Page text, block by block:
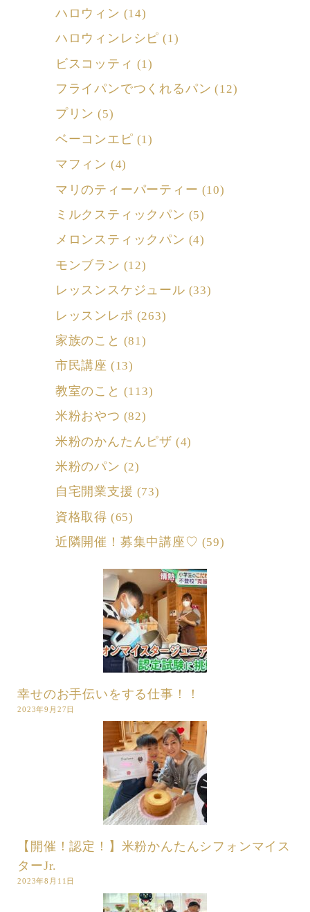
ハロウィン (14)
ハロウィンレシピ (1)
ビスコッティ (1)
フライパンでつくれるパン (12)
プリン (5)
ベーコンエピ (1)
マフィン (4)
マリのティーパーティー (10)
ミルクスティックパン (5)
メロンスティックパン (4)
モンブラン (12)
レッスンスケジュール (33)
レッスンレポ (263)
家族のこと (81)
市民講座 (13)
教室のこと (113)
米粉おやつ (82)
米粉のかんたんピザ (4)
米粉のパン (2)
自宅開業支援 (73)
資格取得 (65)
近隣開催！募集中講座♡ (59)
幸せのお手伝いをする仕事！！
2023年9月27日
【開催！認定！】米粉かんたんシフォンマイス
ターJr.
2023年8月11日